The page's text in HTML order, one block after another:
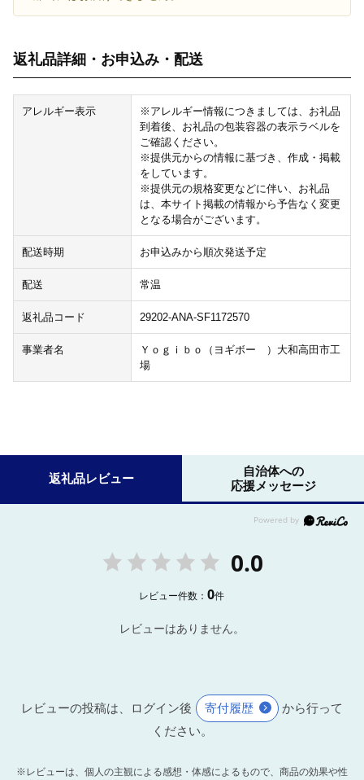
返礼品詳細・お申込み・配送
アレルギー表示
※アレルギー情報につきましては、お礼品
到着後、お礼品の包装容器の表示ラベルを
ご確認ください。
※提供元からの情報に基づき、作成・掲載
をしています。
※提供元の規格変更などに伴い、お礼品
は、本サイト掲載の情報から予告なく変更
となる場合がございます。
配送時期 お申込みから順次発送予定
配送 常温
返礼品コード 29202-ANA-SF1172570
事業者名
Ｙｏｇｉｂｏ（ヨギボー ）大和高田市工
場
返礼品レビュー
自治体への
応援メッセージ
0.0
レビュー件数：0件
レビューはありません。
レビューの投稿は、ログイン後 寄付履歴
から行って
ください。
※レビューは、個人の主観による感想・体感によるもので、商品の効果や性